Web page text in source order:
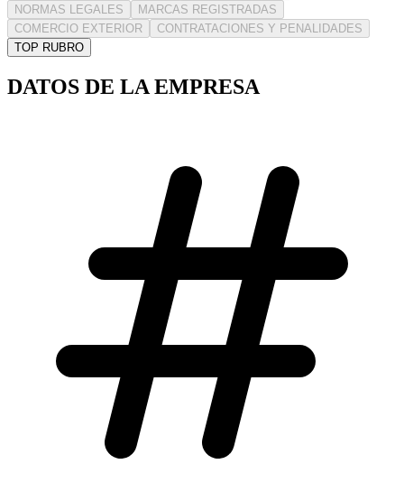
NORMAS LEGALES
MARCAS REGISTRADAS
COMERCIO EXTERIOR
CONTRATACIONES Y PENALIDADES
TOP RUBRO
DATOS DE LA EMPRESA